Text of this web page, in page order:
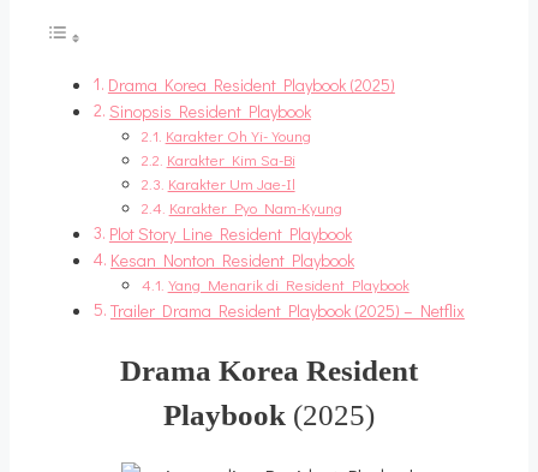
Drama Korea Resident Playbook (2025)
Sinopsis Resident Playbook
Karakter Oh Yi-Young
Karakter Kim Sa-Bi
Karakter Um Jae-Il
Karakter Pyo Nam-Kyung
Plot Story Line Resident Playbook
Kesan Nonton Resident Playbook
Yang Menarik di Resident Playbook
Trailer Drama Resident Playbook (2025) – Netflix
Drama Korea Resident
Playbook (2025)